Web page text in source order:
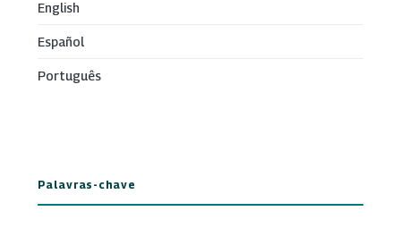
English
Español
Português
Palavras-chave